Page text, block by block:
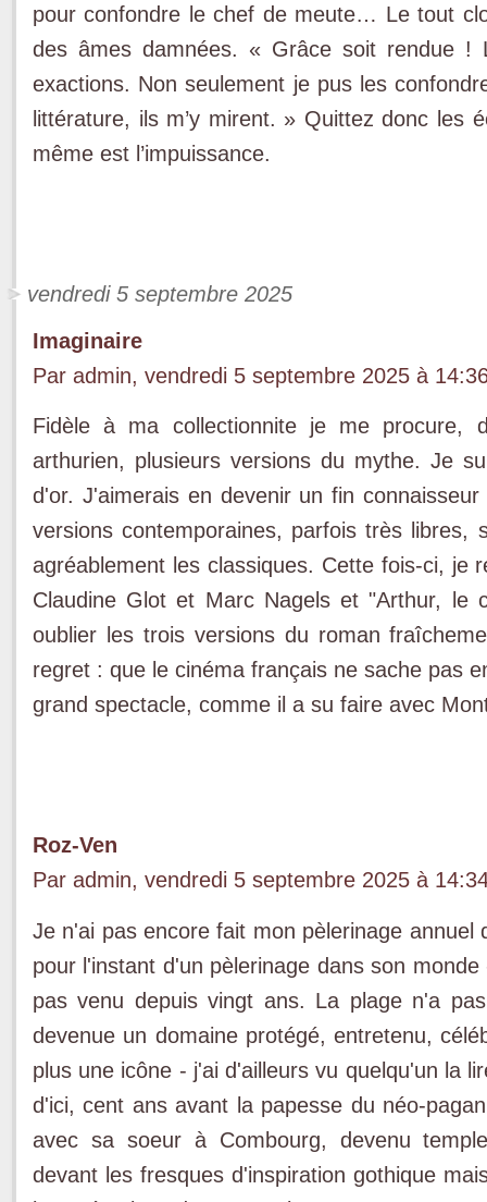
pour confondre le chef de meute… Le tout
des âmes damnées. « Grâce soit rendue !
exactions. Non seulement je pus les
littérature, ils m’y mirent. » Quittez donc les
même est l’impuissance.
vendredi 5 septembre 2025
Imaginaire
Par admin, vendredi 5 septembre 2025 à
Fidèle à ma collectionnite je me procure,
arthurien, plusieurs versions du mythe. Je
d'or. J'aimerais en devenir un fin
versions contemporaines, parfois très libres,
agréablement les classiques. Cette fois-ci, je
Claudine Glot et Marc Nagels et "Arthur, le
oublier les trois versions du roman
regret : que le cinéma français ne sache pas
grand spectacle, comme il a su faire avec
Roz-Ven
Par admin, vendredi 5 septembre 2025 à
Je n'ai pas encore fait mon pèlerinage
pour l'instant d'un pèlerinage dans son
pas venu depuis vingt ans. La plage n'a
devenue un domaine protégé, entretenu,
plus une icône - j'ai d'ailleurs vu quelqu'un la
d'ici, cent ans avant la papesse du néo-
avec sa soeur à Combourg, devenu
devant les fresques d'inspiration gothique